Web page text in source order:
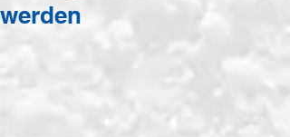
werden